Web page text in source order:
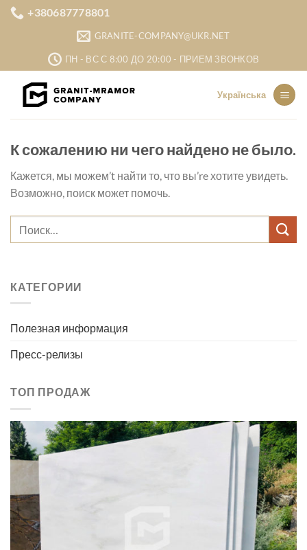
Skip
+380687778801
GRANITE-COMPANY@UKR.NET
ПН - ВС С 8:00 ДО 20:00 - ПРИЕМ ЗВОНКОВ
Українська
К сожалению ни чего найдено не было.
Кажется, мы можем’t найти то, что вы’re хотите увидеть.
Возможно, поиск может помочь.
КАТЕГОРИИ
Полезная информация
Пресс-релизы
ТОП ПРОДАЖ